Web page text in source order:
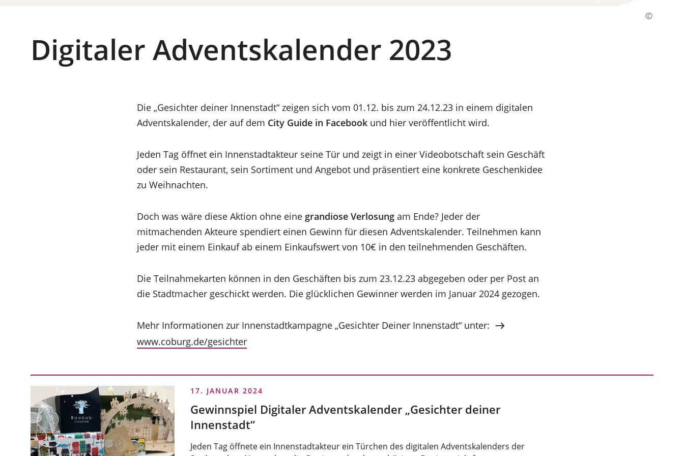
Digitaler Adventskalender 2023
Die „Gesichter deiner Innenstadt“ zeigen sich vom 01.12. bis zum 24.12.23 in einem digitalen
Adventskalender, der auf dem City Guide in Facebook und hier veröffentlicht wird.
Jeden Tag öffnet ein Innenstadtakteur seine Tür und zeigt in einer Videobotschaft sein Geschäft
oder sein Restaurant, sein Sortiment und Angebot und präsentiert eine konkrete Geschenkidee
zu Weihnachten.
Doch was wäre diese Aktion ohne eine grandiose Verlosung am Ende? Jeder der
mitmachenden Akteure spendiert einen Gewinn für diesen Adventskalender. Teilnehmen kann
jeder mit einem Einkauf ab einem Einkaufswert von 10€ in den teilnehmenden Geschäften.
Die Teilnahmekarten können in den Geschäften bis zum 23.12.23 abgegeben oder per Post an
die Stadtmacher geschickt werden. Die glücklichen Gewinner werden im Januar 2024 gezogen.
Mehr Informationen zur Innenstadtkampagne „Gesichter Deiner Innenstadt“ unter:
www.coburg.de/gesichter
17. JANUAR 2024
Gewinnspiel Digitaler Adventskalender „Gesichter deiner
Innenstadt“
Jeden Tag öffnete ein Innenstadtakteur ein Türchen des digitalen Adventskalenders der